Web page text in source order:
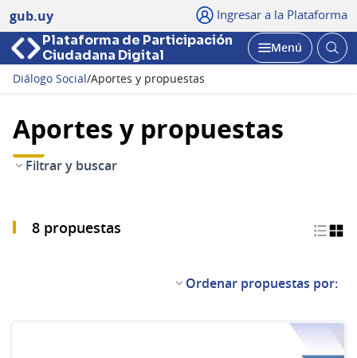
gub.uy Ingresar a la Plataforma
Plataforma de Participación
Ciudadana Digital
Abrir
Menú
Diálogo Social/Aportes y propuestas
Aportes y propuestas
Filtrar y buscar
8 propuestas
Ordenar propuestas por: